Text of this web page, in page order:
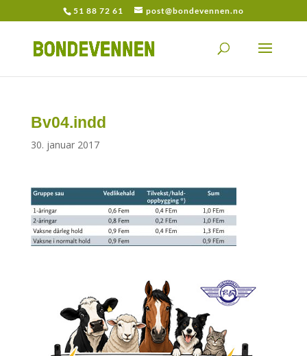
51 88 72 61 post@bondevennen.no
Bv04.indd
30. januar 2017